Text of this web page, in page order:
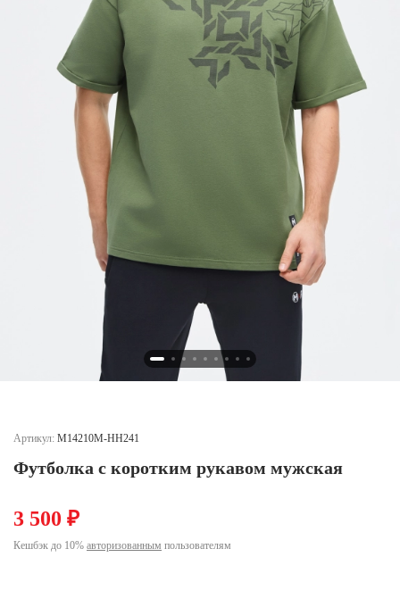
Новосибирская область (3)
Омская область (5)
Республика Башкортостан (3)
Республика Крым (1)
Республика Татарстан (2)
Ростовская область (2)
Самарская область (1)
Санкт-Петербург и ЛО (3)
Саратовская область (1)
Свердловская область (5)
Северная Осетия (2)
Смоленская область (1)
Ставропольский край (5)
Томская область (1)
Тюменская область (3)
Челябинская область (2)
Ямало-Ненецкий автономный округ (1)
Артикул: M14210M-HH241
Футболка с коротким рукавом мужская
3 500 ₽
Кешбэк до 10% авторизованным пользователям